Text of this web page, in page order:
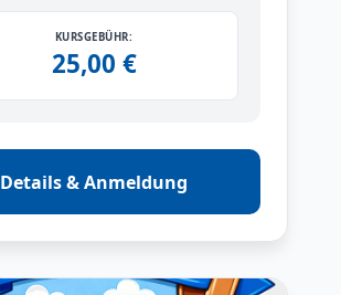
KURSGEBÜHR:
25,00 €
Details & Anmeldung